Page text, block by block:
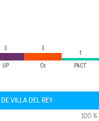
UP Cs PACT
3 3
1
VILLA DEL REY
100 %